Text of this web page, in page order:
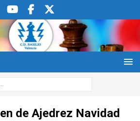
de Ajedrez Navidad